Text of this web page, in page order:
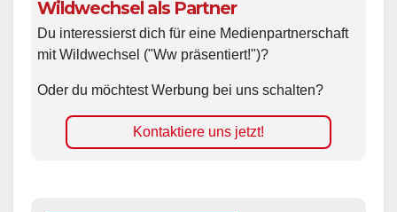
Wildwechsel als Partner
Du interessierst dich für eine Medienpartnerschaft
mit Wildwechsel ("Ww präsentiert!")?
Oder du möchtest Werbung bei uns schalten?
Kontaktiere uns jetzt!